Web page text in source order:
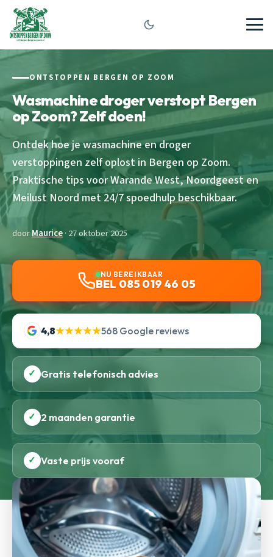
ONTSTOPPEN BERGEN OP ZOOM
Wasmachine droger verstopt Bergen
op Zoom? Zelf doen!
Ontdek hoe je wasmachine en droger
verstoppingen zelf oplost in Bergen op Zoom.
Praktische tips voor Warande West, Noordgeest en
Meilust Noord met 24/7 spoedhulp beschikbaar.
doorMaurice· 27 oktober 2025
NU BEREIKBAAR
BEL 085 019 46 05
4,8★★★★★568 Google reviews
✓ Gratis telefonisch advies
✓ 2 maanden garantie
✓ Vaste prijs vooraf